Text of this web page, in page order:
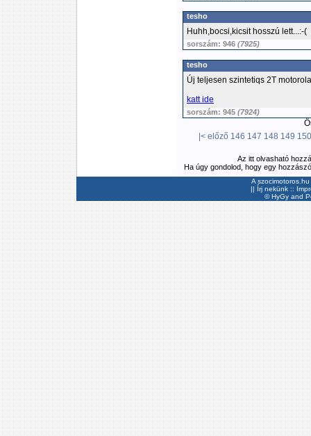
tesho
Huhh,bocsi,kicsit hosszú lett...:-(
sorszám: 946 (7925)
tesho
Új teljesen szintetiqs 2T
katt ide
sorszám: 945 (7924)
|< előző 146 147 148 149 150
Az itt olvasható
Ha úgy gondolod, hogy egy
A
|| Írj nekünk ::
©HyGyand